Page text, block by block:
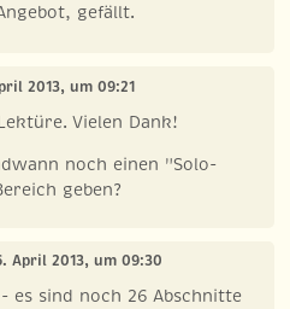
gefällt.
2013, um 09:21
Vielen Dank!
noch einen "Solo-
geben?
April 2013, um 09:30
es sind noch 26 Abschnitte